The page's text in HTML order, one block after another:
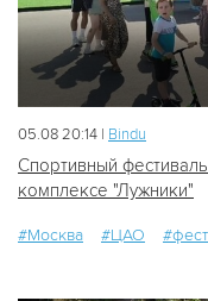
05.08 20:14 | Bindu
Спортивный
комплексе "Лужники"
#Москва #ЦАО